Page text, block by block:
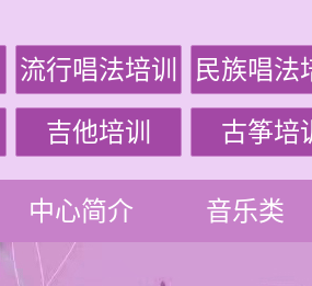
流行唱法培训 民族唱法
吉他培训 古筝培
中心简介 音乐类